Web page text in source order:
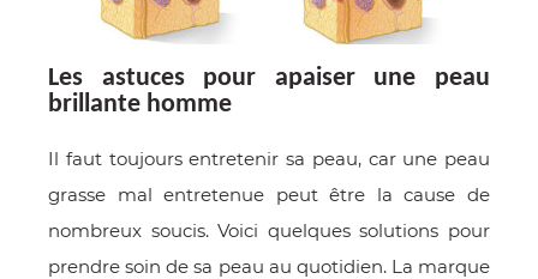
Les astuces pour apaiser une peau
brillante homme
Il faut toujours entretenir sa peau, car une peau
grasse mal entretenue peut être la cause de
nombreux soucis. Voici quelques solutions pour
prendre soin de sa peau au quotidien. La marque